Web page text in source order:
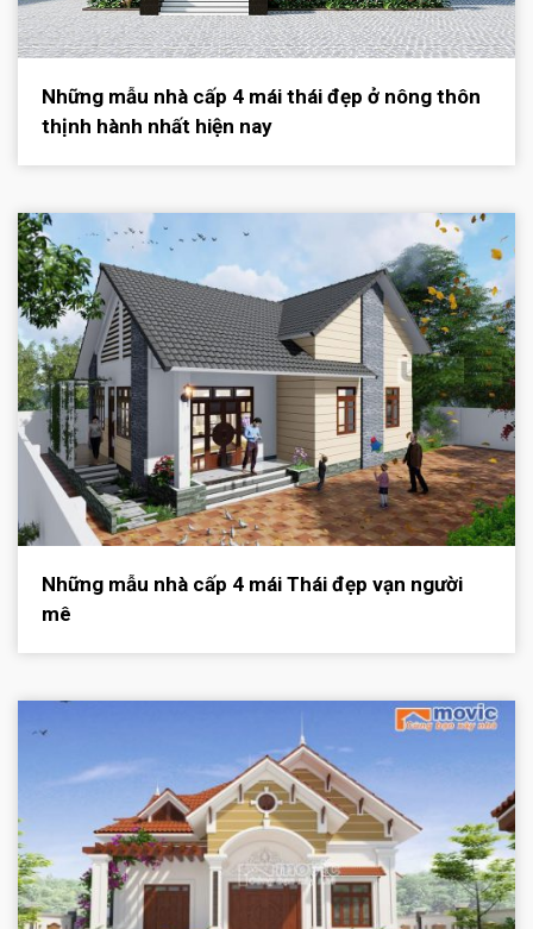
Những mẫu nhà cấp 4 mái thái đẹp ở nông thôn
thịnh hành nhất hiện nay
Những mẫu nhà cấp 4 mái Thái đẹp vạn người
mê